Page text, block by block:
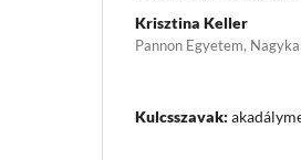
Krisztina Keller
Pannon Egyetem,
Kulcsszavak: